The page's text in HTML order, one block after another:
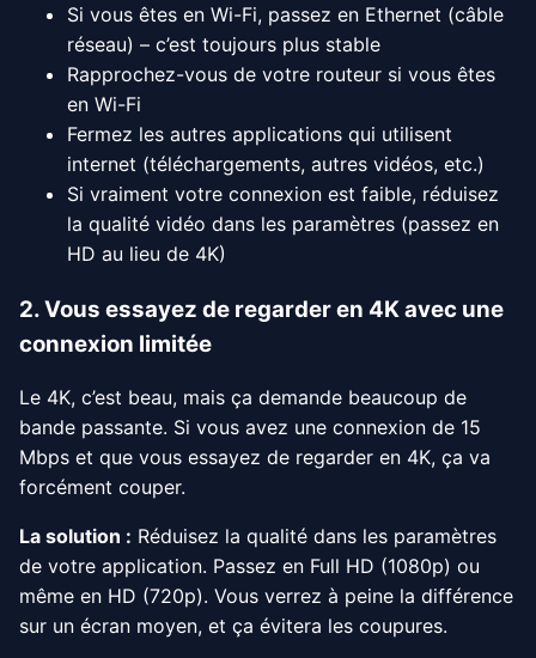
Si vous êtes en Wi-Fi, passez en Ethernet (câble
réseau) – c’est toujours plus stable
Rapprochez-vous de votre routeur si vous êtes
en Wi-Fi
Fermez les autres applications qui utilisent
internet (téléchargements, autres vidéos, etc.)
Si vraiment votre connexion est faible, réduisez
la qualité vidéo dans les paramètres (passez en
HD au lieu de 4K)
2. Vous essayez de regarder en 4K avec une
connexion limitée
Le 4K, c’est beau, mais ça demande beaucoup de
bande passante. Si vous avez une connexion de 15
Mbps et que vous essayez de regarder en 4K, ça va
forcément couper.
La solution : Réduisez la qualité dans les paramètres
de votre application. Passez en Full HD (1080p) ou
même en HD (720p). Vous verrez à peine la différence
sur un écran moyen, et ça évitera les coupures.